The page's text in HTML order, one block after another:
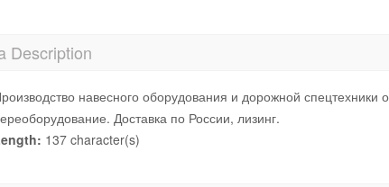
Description
навесного оборудования и дорожной спецтехники
Доставка по России, лизинг.
137 character(s)